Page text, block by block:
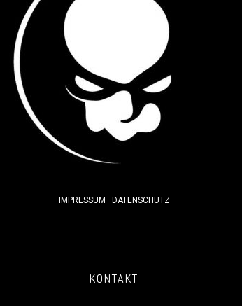
IMPRESSUM DATENSCHUTZ
KONTAKT